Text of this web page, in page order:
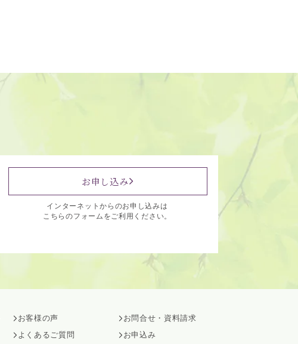
お申し込み
インターネットからのお申し込みは
こちらのフォームをご利用ください。
お客様の声
よくあるご質問
お問合せ・資料請求
お申込み